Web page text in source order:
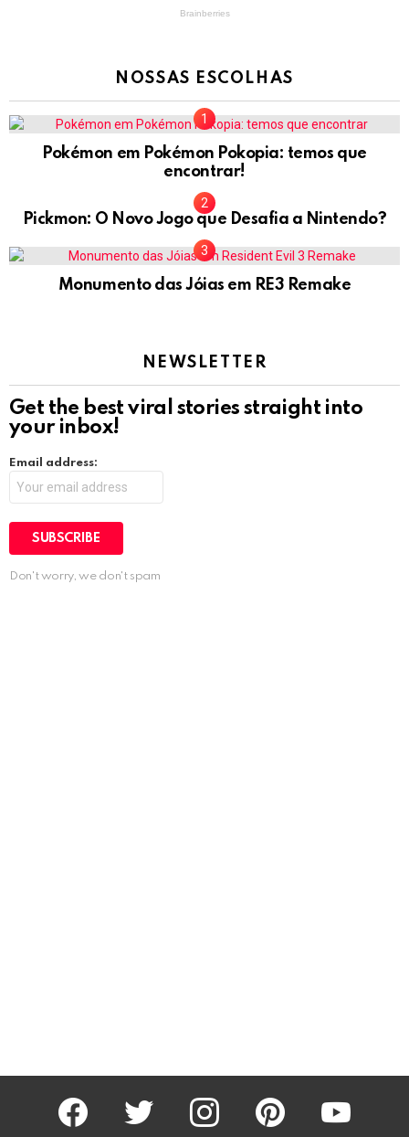
NOSSAS ESCOLHAS
Pokémon em Pokémon Pokopia: temos que
encontrar!
Pickmon: O Novo Jogo que Desafia a Nintendo?
Monumento das Jóias em RE3 Remake
NEWSLETTER
Get the best viral stories straight into
your inbox!
Email address:
Don't worry, we don't spam
facebook twitter instagram pinterest